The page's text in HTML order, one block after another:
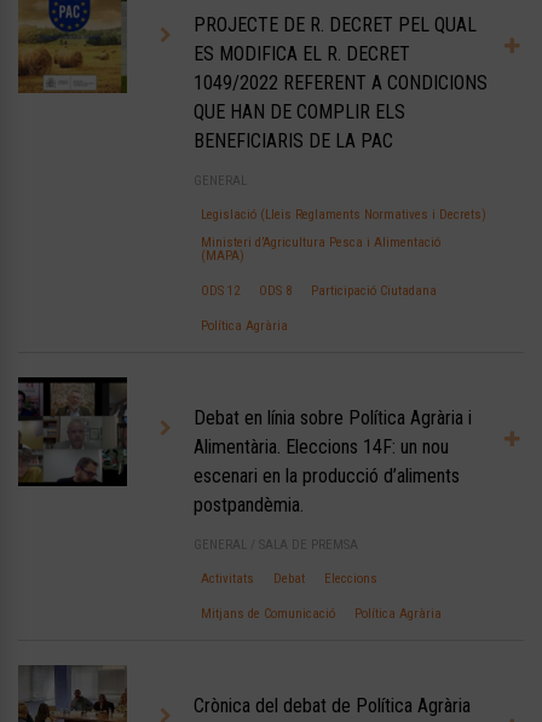
PROJECTE DE R. DECRET PEL QUAL
ES MODIFICA EL R. DECRET
1049/2022 REFERENT A CONDICIONS
QUE HAN DE COMPLIR ELS
BENEFICIARIS DE LA PAC
GENERAL
Legislació (Lleis Reglaments Normatives i Decrets)
Ministeri d’Agricultura Pesca i Alimentació
(MAPA)
ODS 12 ODS 8 Participació Ciutadana
Política Agrària
Debat en línia sobre Política Agrària i
Alimentària. Eleccions 14F: un nou
escenari en la producció d’aliments
postpandèmia.
GENERAL SALA DE PREMSA
Activitats Debat Eleccions
Mitjans de Comunicació Política Agrària
Crònica del debat de Política Agrària